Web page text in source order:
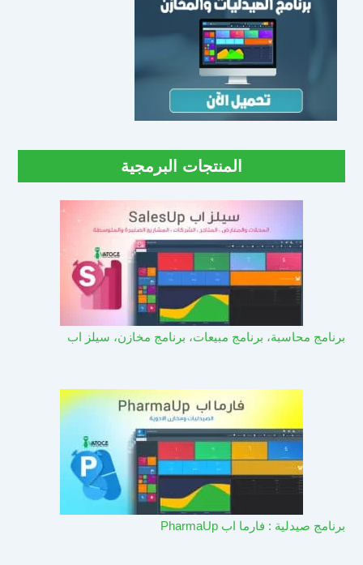
المنتجات البرمجية
برنامج محاسبة، برنامج مبيعات، برنامج مخازن، سيلز اب
برنامج صيدلية : فارما اب PharmaUp​